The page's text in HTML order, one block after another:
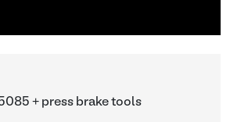
+ press brake tools